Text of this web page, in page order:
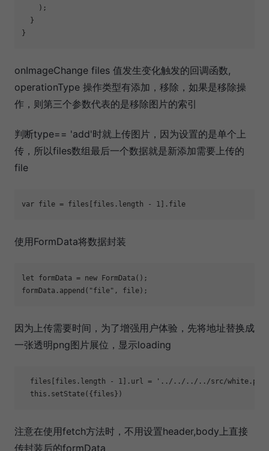
    );
  }
onImageChange files 值发生变化触发的回调函数,
operationType 操作类型有添加，移除，如果是移除操
作，则第三个参数代表的是移除图片的索引
判断type== 'add'时就上传图片，因为设置的是单个上
传，所以files数组最后一个数据就是新添加需要上传的
file
使用FormData将数据封装
let formData = new FormData();
formData.append( "file"
因为上传需要时间，为了增强用户体验，先将地址替换成
一张透明png图片展位，显示loading
  files[files.length - 1].url =
'../../../../src/white.png'
注意在使用fetch方法时，不用设置header,body上直接
传封装后的formData